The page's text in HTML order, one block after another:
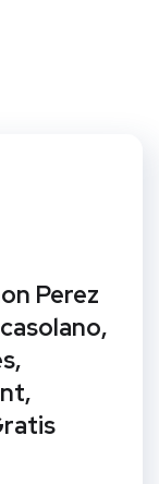
Perez